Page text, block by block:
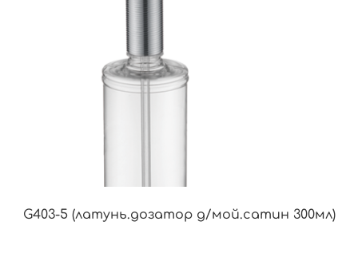
G403-5 (латунь.дозатор д/мой.сатин 300мл)